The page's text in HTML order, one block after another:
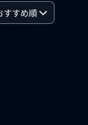
すすめ順